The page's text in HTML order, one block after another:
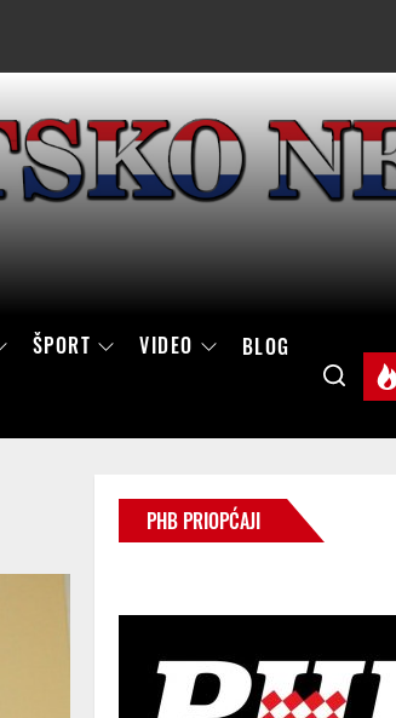
ŠPORT VIDEO BLOG
PHB PRIOPĆAJI